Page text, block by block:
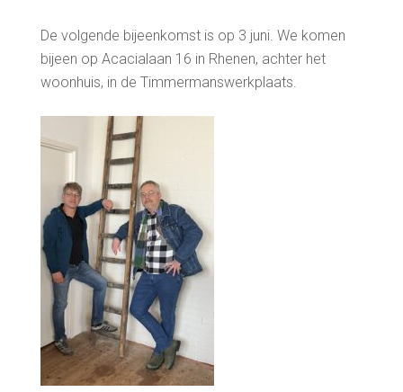
De volgende bijeenkomst is op 3 juni. We komen
bijeen op Acacialaan 16 in Rhenen, achter het
woonhuis, in de Timmermanswerkplaats.